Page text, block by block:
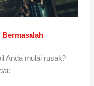
Bermasalah
Anda mulai rusak?